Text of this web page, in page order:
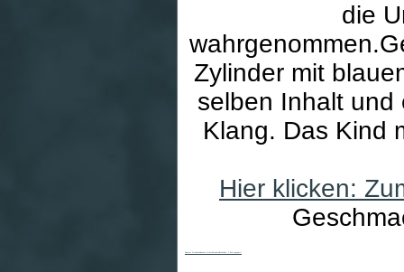
die
Zylinder mit
selben Inhalt und
Klang. Das Kind
Hier klicken: